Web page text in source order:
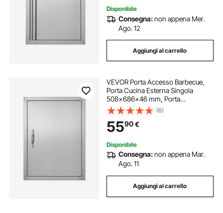
Disponibile
Consegna:non appena Mer.
Ago. 12
Aggiungi al carrello
VEVOR Porta Accesso Barbecue,
Porta Cucina Esterna Singola
508x686x46 mm, Porta
Reversibile da Incasso in Acciaio
Inox, con Maniglia, per Isola
Barbecue, Armadio Esterno,
Giardino
(6)
5590€
Disponibile
Consegna:non appena Mar.
Ago. 11
Aggiungi al carrello